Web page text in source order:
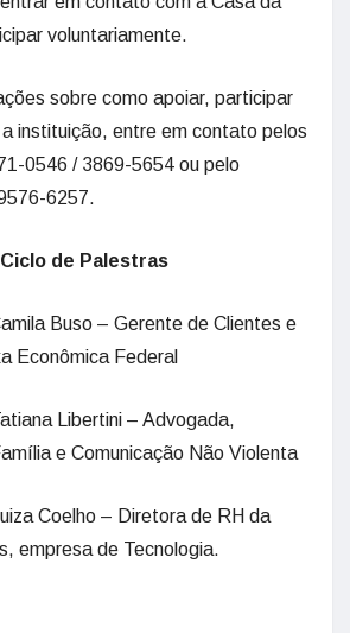
voluntariamente.
sobre como apoiar, participar
instituição, entre em contato pelos
0546 / 3869-5654 ou pelo
6257.
de Palestras
Buso – Gerente de Clientes e
Econômica Federal
Libertini – Advogada,
e Comunicação Não Violenta
Coelho – Diretora de RH da
empresa de Tecnologia.